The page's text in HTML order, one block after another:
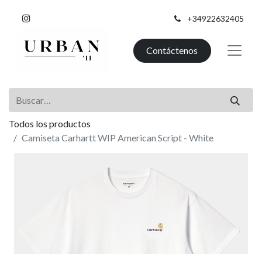
+34922632405
Contáctenos
Todos los productos
Camiseta Carhartt WIP American Script - White